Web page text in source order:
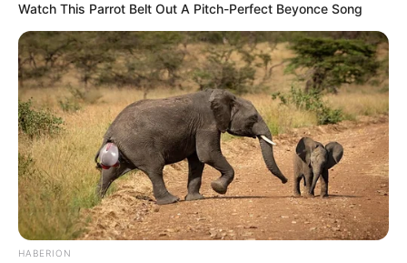
Watch This Parrot Belt Out A Pitch-Perfect Beyonce Song
HABERION